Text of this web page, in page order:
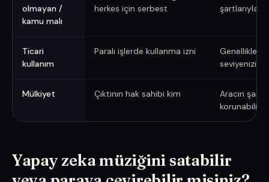
olmayan /
kamu malı
herkes için serbest
şartlarıyla
Ticari
kullanım
Paralı işlerde kullanma izni
Genellikle
seviyenizi
Mülkiyet Çıktının hak sahibi kim
Aracın
Yapay zeka müziğini satabilir